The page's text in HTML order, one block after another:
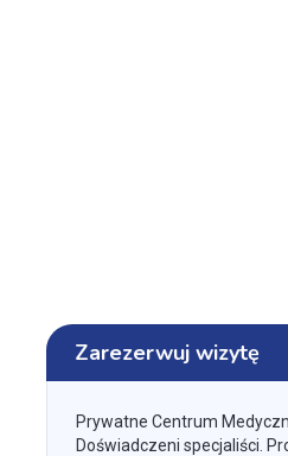
Zarezerwuj wizytę
Prywatne Centrum
Doświadczeni specjaliści.